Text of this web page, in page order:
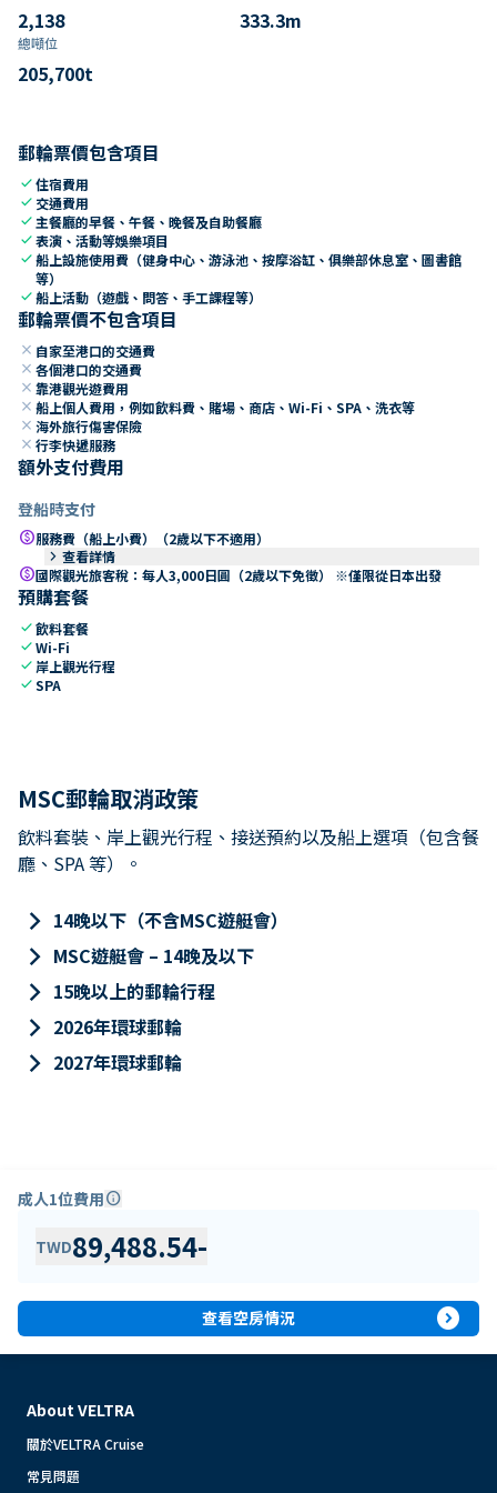
2,138 333.3m
總噸位
205,700t
郵輪票價包含項目
check住宿費用
check 交通費用
check 主餐廳的早餐、午餐、晚餐及自助餐廳
check表演、活動等娛樂項目
check船上設施使用費（健身中心、游泳池、按摩浴缸、俱樂部休息室、圖書館
等）
check船上活動（遊戲、問答、手工課程等）
郵輪票價不包含項目
close 自家至港口的交通費
close 各個港口的交通費
close 靠港觀光遊費用
close 船上個人費用，例如飲料費、賭場、商店、Wi-Fi、SPA、洗衣等
close 海外旅行傷害保險
close 行李快遞服務
額外支付費用
登船時支付
paid服務費（船上小費）（2歲以下不適用）
keyboard_arrow_right 查看詳情
paid國際觀光旅客稅：每人3,000日圓（2歲以下免徵） ※僅限從日本出發
預購套餐
check飲料套餐
checkWi-Fi
check 岸上觀光行程
checkSPA
MSC郵輪取消政策
飲料套裝、岸上觀光行程、接送預約以及船上選項（包含餐
廳、SPA 等）。
keyboard_arrow_right 14晚以下（不含MSC遊艇會）
keyboard_arrow_right MSC遊艇會 – 14晚及以下
keyboard_arrow_right 15晚以上的郵輪行程
keyboard_arrow_right 2026年環球郵輪
keyboard_arrow_right 2027年環球郵輪
成人1位費用info
TWD89,488.54-
查看空房情況 expand_circle_right
About VELTRA
關於VELTRA Cruise
常見問題